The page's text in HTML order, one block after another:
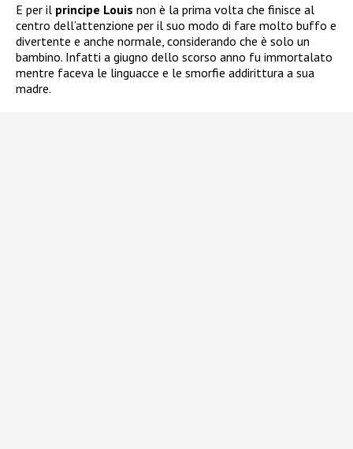
E per il principe Louis non è la prima volta che finisce al
centro dell’attenzione per il suo modo di fare molto buffo e
divertente e anche normale, considerando che è solo un
bambino. Infatti a giugno dello scorso anno fu immortalato
mentre faceva le linguacce e le smorfie addirittura a sua
madre.